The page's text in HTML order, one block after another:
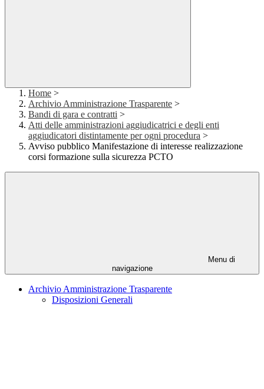
Home >
Archivio Amministrazione Trasparente >
Bandi di gara e contratti >
Atti delle amministrazioni aggiudicatrici e degli enti
aggiudicatori distintamente per ogni procedura >
Avviso pubblico Manifestazione di interesse realizzazione
corsi formazione sulla sicurezza PCTO
Menu di
navigazione
Archivio Amministrazione Trasparente
Disposizioni Generali